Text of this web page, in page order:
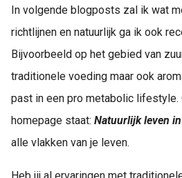
In volgende blogposts zal ik wat
richtlijnen en natuurlijk ga ik ook
Bijvoorbeeld op het gebied van
traditionele voeding maar ook
past in een pro metabolic lifestyle.
homepage staat: Natuurlijk leven
alle vlakken van je leven.
Heb jij al ervaringen met